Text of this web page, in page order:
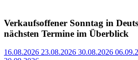
Verkaufsoffener Sonntag in
nächsten Termine im Überblick
16.08.2026 23.08.2026 30.08.2026